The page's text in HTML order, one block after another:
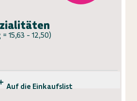
= 15,63 - 12,50)
Auf die Einkaufsliste